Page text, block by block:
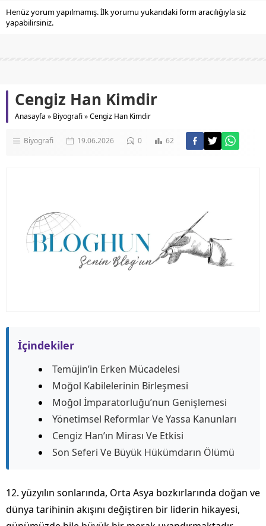
Henüz yorum yapılmamış. İlk yorumu yukarıdaki form aracılığıyla siz
yapabilirsiniz.
Cengiz Han Kimdir
Anasayfa » Biyografi»Cengiz Han Kimdir
Biyografi 19.06.2026 0 62
İçindekiler
Temüjin’in Erken Mücadelesi
Moğol Kabilelerinin Birleşmesi
Moğol İmparatorluğu’nun Genişlemesi
Yönetimsel Reformlar Ve Yassa Kanunları
Cengiz Han’ın Mirası Ve Etkisi
Son Seferi Ve Büyük Hükümdarın Ölümü
12. yüzyılın sonlarında, Orta Asya bozkırlarında doğan ve
dünya tarihinin akışını değiştiren bir liderin hikayesi,